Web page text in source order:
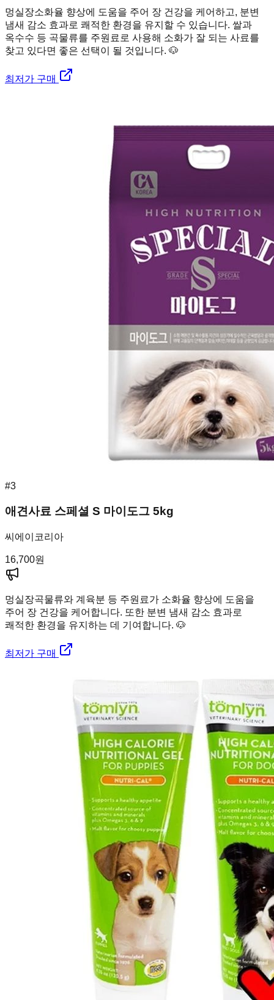
멍실장소화율 향상에 도움을 주어 장 건강을 케어하고, 분변
냄새 감소 효과로 쾌적한 환경을 유지할 수 있습니다. 쌀과
옥수수 등 곡물류를 주원료로 사용해 소화가 잘 되는 사료를
찾고 있다면 좋은 선택이 될 것입니다. 🐶
최저가 구매
#3
애견사료 스페셜 S 마이도그 5kg
씨에이코리아
16,700원
멍실장곡물류와 계육분 등 주원료가 소화율 향상에 도움을
주어 장 건강을 케어합니다. 또한 분변 냄새 감소 효과로
쾌적한 환경을 유지하는 데 기여합니다. 🐶
최저가 구매